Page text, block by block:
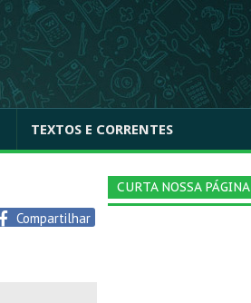
TEXTOS E CORRENTES
Compartilhar
CURTA NOSSA PÁGINA